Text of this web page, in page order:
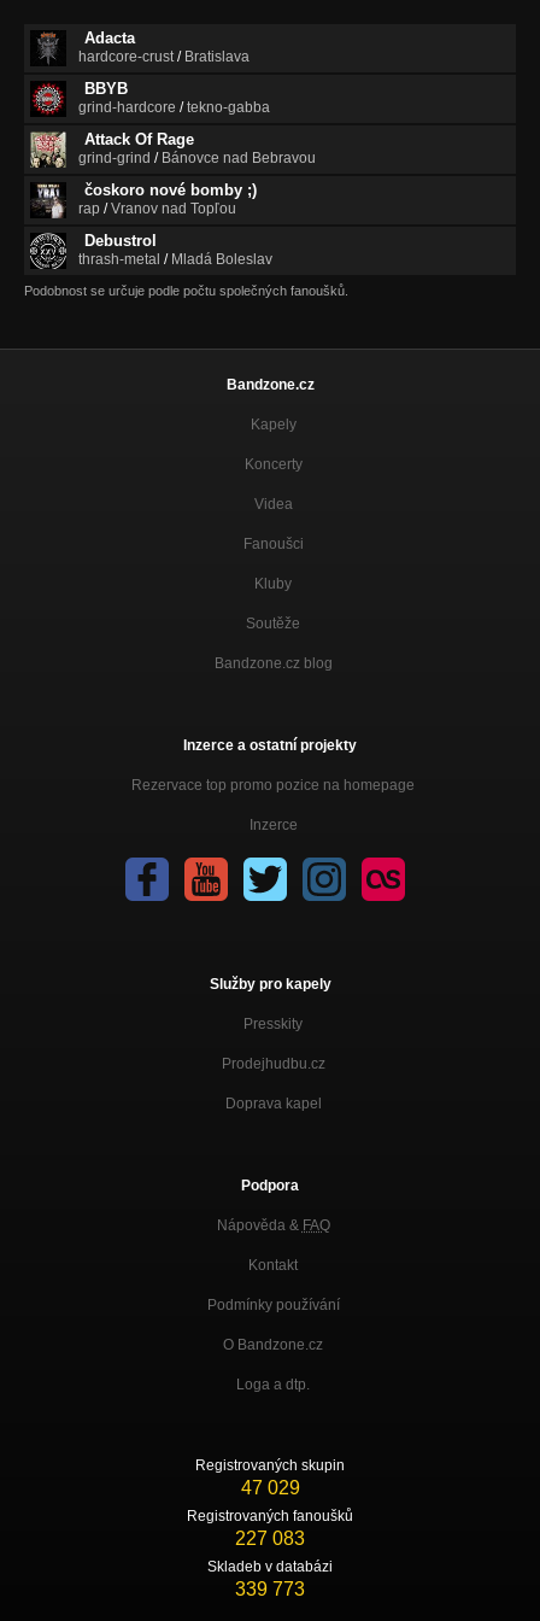
Tancovala mačka s medveďom
Lajf in TeHELLna
Prekvapenie
Lajf in TeHELLna
Bells
Lajf in TeHELLna
intro
23:55
23:55
Adacta
hardcore-crust / Bratislava
BBYB
grind-hardcore /tekno-gabba
Attack Of Rage
grind-grind / Bánovce nad Bebravou
čoskoro nové bomby ;)
rap /Vranov nad Topľou
Debustrol
thrash-metal / Mladá Boleslav
Podobnost se určuje podle počtu společných fanoušků.
Bandzone.cz
Kapely
Koncerty
Videa
Fanoušci
Kluby
Soutěže
Bandzone.cz blog
Inzerce a ostatní projekty
Rezervace top promo pozice na homepage
Inzerce
Služby pro kapely
Presskity
Prodejhudbu.cz
Doprava kapel
Podpora
Nápověda & FAQ
Kontakt
Podmínky používání
O Bandzone.cz
Loga a dtp.
Registrovaných skupin
47 029
Registrovaných fanoušků
227 083
Skladeb v databázi
339 773